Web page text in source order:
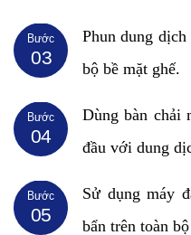
03
Bước
Phun dung
bộ bề mặt ghế.
04
Bước
Dùng bàn chải
đầu với dung
05
Bước
Sử dụng máy
bẩn trên toàn